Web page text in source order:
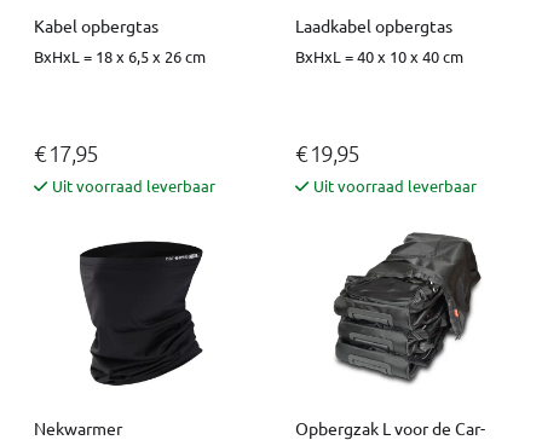
Kabel opbergtas
BxHxL = 18 x 6,5 x 26 cm
€ 17,95
Uit voorraad leverbaar
Laadkabel opbergtas
BxHxL = 40 x 10 x 40 cm
€ 19,95
Uit voorraad leverbaar
Nekwarmer
Opbergzak L voor de Car-